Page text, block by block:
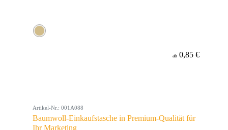
ab 0,85 €
Artikel-Nr.: 001A088
Baumwoll-Einkaufstasche in Premium-Qualität für
Ihr Marketing